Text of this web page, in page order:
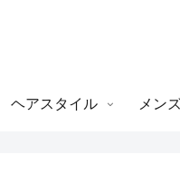
ヘアスタイル メン